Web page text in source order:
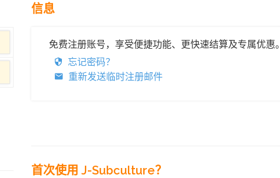
信息
免费注册账号，享受便捷功能、更快速结算及专属优惠。
忘记密码？
重新发送临时注册邮件
首次使用 J-Subculture？